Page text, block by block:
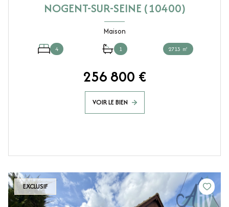
NOGENT-SUR-SEINE (10400)
Maison
4 1 2713 ㎡
256 800 €
VOIR LE BIEN
EXCLUSIF